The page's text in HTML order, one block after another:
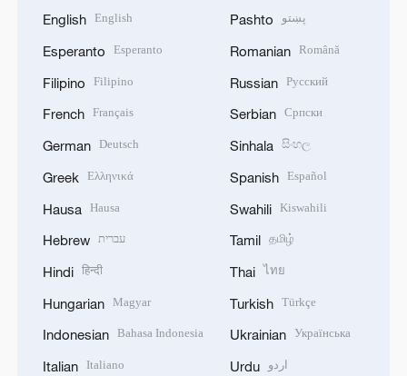
English English
Esperanto Esperanto
Filipino Filipino
French Français
German Deutsch
Greek Ελληνικά
Hausa Hausa
Hebrew עברית
Hindi हिन्दी
Hungarian Magyar
Indonesian Bahasa Indonesia
Italian Italiano
Pashto پښتو
Romanian Română
Russian Русский
Serbian Српски
Sinhala සිංහල
Spanish Español
Swahili Kiswahili
Tamil தமிழ்
Thai ไทย
Turkish Türkçe
Ukrainian Українська
Urdu اردو